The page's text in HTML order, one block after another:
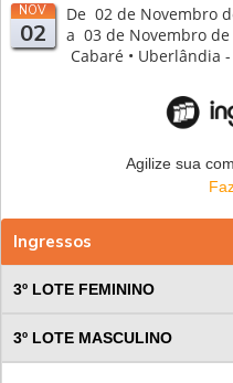
NOV
02
De 02 de Novembro
a 03 de Novembro de
Cabaré • Uberlândia
Agilize sua
Ingressos
3º LOTE FEMININO
3º LOTE MASCULINO